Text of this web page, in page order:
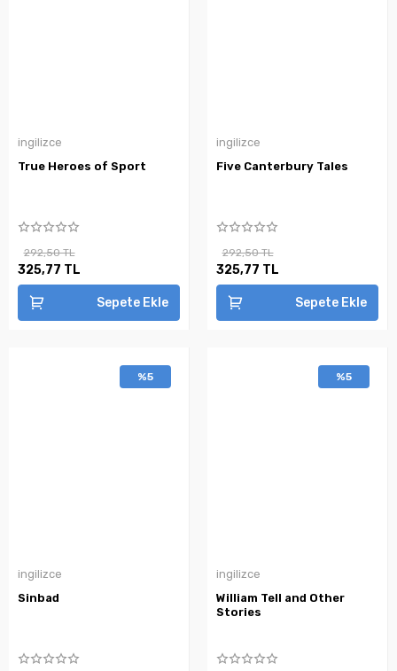
ingilizce
True Heroes of Sport
292,50 TL
325,77 TL
Sepete Ekle
ingilizce
Five Canterbury Tales
292,50 TL
325,77 TL
Sepete Ekle
%5
ingilizce
Sinbad
%5
ingilizce
William Tell and Other
Stories